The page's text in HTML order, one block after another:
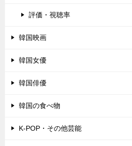
評価・視聴率
韓国映画
韓国女優
韓国俳優
韓国の食べ物
K-POP・その他芸能